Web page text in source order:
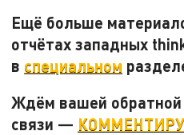
Ещё больше
отчётах западных
в специальном
Ждём вашей обратной
связи —